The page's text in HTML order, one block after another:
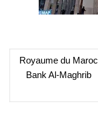
Royaume du Maroc
Bank Al-Maghrib